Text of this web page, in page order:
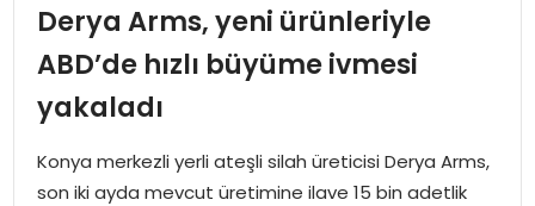
SAĞLIK
EĞITIM
SPOR
Derya Arms, yeni ürünleriyle
ABD’de hızlı büyüme ivmesi
yakaladı
Konya merkezli yerli ateşli silah üreticisi Derya Arms,
son iki ayda mevcut üretimine ilave 15 bin adetlik